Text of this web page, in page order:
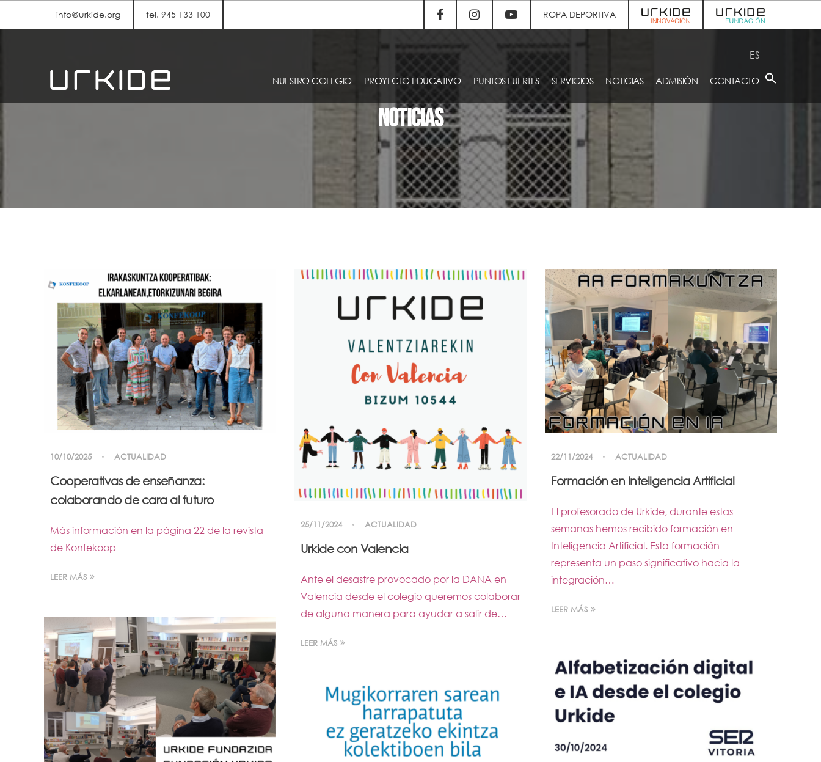
info@urkide.org tel. 945 133 100 ROPA DEPORTIVA
ES
NUESTRO COLEGIO PROYECTO EDUCATIVO PUNTOS FUERTES SERVICIOS NOTICIAS ADMISIÓN CONTACTO
NOTICIAS
10/10/2025 ACTUALIDAD
Cooperativas de enseñanza:
colaborando de cara al futuro
Más información en la página 22 de la revista
de Konfekoop
LEER MÁS
25/11/2024 ACTUALIDAD
Urkide con Valencia
Ante el desastre provocado por la DANA en
Valencia desde el colegio queremos colaborar
de alguna manera para ayudar a salir de…
LEER MÁS
22/11/2024 ACTUALIDAD
Formación en Inteligencia Artificial
El profesorado de Urkide, durante estas
semanas hemos recibido formación en
Inteligencia Artificial. Esta formación
representa un paso significativo hacia la
integración…
LEER MÁS